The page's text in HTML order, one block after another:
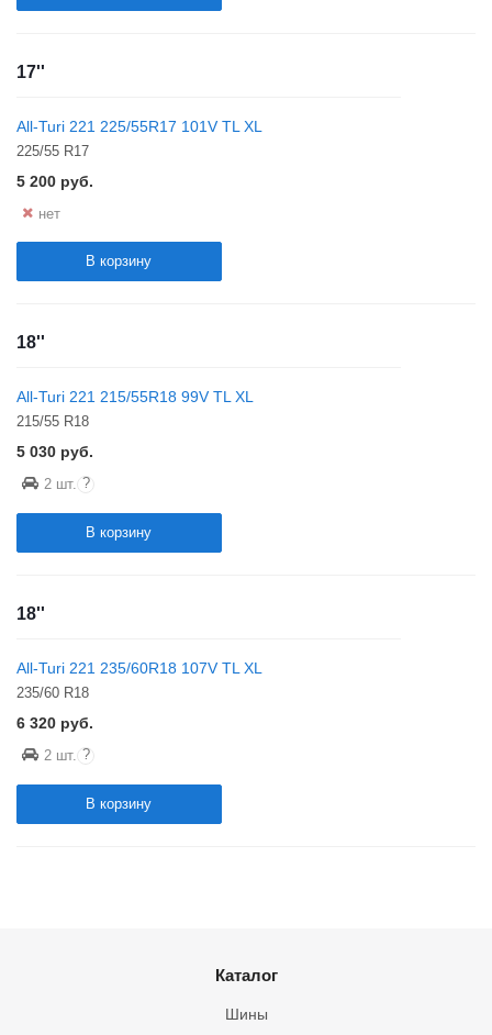
17''
All-Turi 221 225/55R17 101V TL XL
225/55 R17
5 200 руб.
нет
В корзину
18''
All-Turi 221 215/55R18 99V TL XL
215/55 R18
5 030 руб.
2 шт. ?
В корзину
18''
All-Turi 221 235/60R18 107V TL XL
235/60 R18
6 320 руб.
2 шт. ?
В корзину
Каталог
Шины